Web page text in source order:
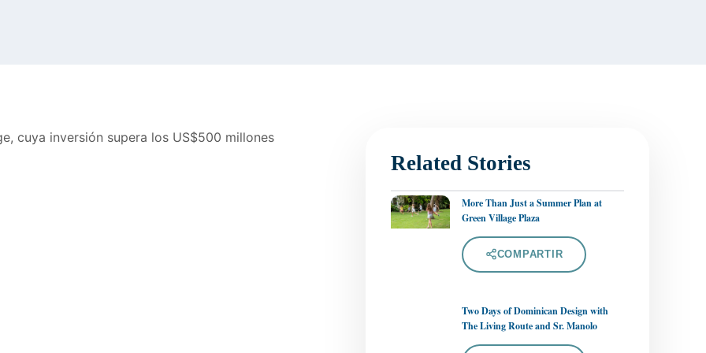
Related Stories
More Than Just a Summer Plan at
Green Village Plaza
COMPARTIR
Two Days of Dominican Design with
The Living Route and Sr. Manolo